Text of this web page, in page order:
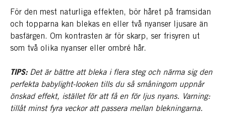
För den mest naturliga effekten, bör håret på framsidan
och topparna kan blekas en eller två nyanser ljusare än
basfärgen. Om kontrasten är för skarp, ser frisyren ut
som två olika nyanser eller ombré hår.
TIPS:Det är bättre att bleka i flera steg och närma sig den
perfekta babylight-looken tills du så småningom uppnår
önskad effekt, istället för att få en för ljus nyans. Varning:
tillåt minst fyra veckor att passera mellan blekningarna.